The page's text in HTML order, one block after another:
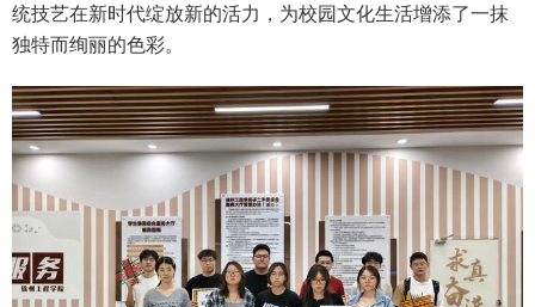
统技艺在新时代绽放新的活力，为校园文化生活增添了一抹
独特而绚丽的色彩。